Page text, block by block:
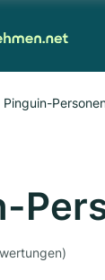
Pinguin-